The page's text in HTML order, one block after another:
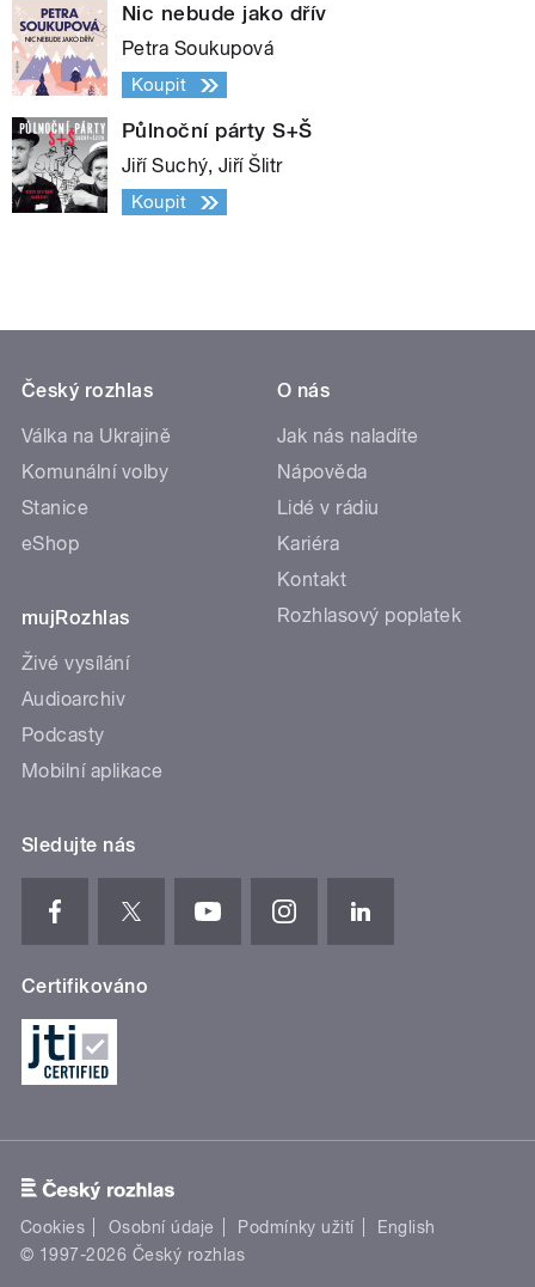
Nic nebude jako dřív
Petra Soukupová
Koupit
Půlnoční párty S+Š
Jiří Suchý, Jiří Šlitr
Koupit
Český rozhlas
Válka na Ukrajině
Komunální volby
Stanice
eShop
mujRozhlas
Živé vysílání
Audioarchiv
Podcasty
Mobilní aplikace
O nás
Jak nás naladíte
Nápověda
Lidé v rádiu
Kariéra
Kontakt
Rozhlasový poplatek
Sledujte nás
Certifikováno
Cookies Osobní údaje Podmínky užití
English
© 1997-2026 Český rozhlas